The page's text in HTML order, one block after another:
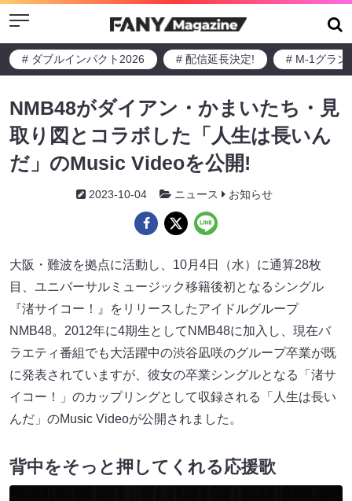
Menu
# ダブルインパクト2026 # 配信延長決定! # M-1グラン
NMB48がダイアン・かまいたち・見
取り図とコラボした「人生は長いん
だ」のMusic Videoを公開!
2023-10-04 ニュース お知らせ
大阪・難波を拠点に活動し、10月4日（水）に通算28枚
目、ユニバーサルミュージック移籍後初となるシングル
『渚サイコー！』をリリースしたアイドルグループ
NMB48。2012年に4期生としてNMB48に加入し、現在バ
ラエティ番組でも大活躍中の渋谷凪咲のグループ卒業が既
に発表されていますが、彼女の卒業シングルとなる「渚サ
イコー！」のカップリングとして収録される「人生は長い
んだ」のMusic Videoが公開されました。
背中をそっと押してくれる応援歌